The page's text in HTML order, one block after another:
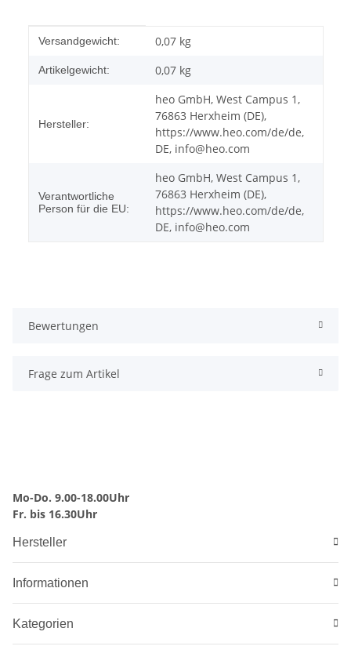
Produkteigenschaft
Wert
Versandgewicht: 0,07 kg
Artikelgewicht: 0,07 kg
Hersteller:
heo GmbH, West Campus 1,
76863 Herxheim (DE),
https://www.heo.com/de/de,
DE, info@heo.com
Verantwortliche
Person für die EU:
heo GmbH, West Campus 1,
76863 Herxheim (DE),
https://www.heo.com/de/de,
DE, info@heo.com
Bewertungen
Frage zum Artikel
Mo-Do. 9.00-18.00Uhr
Fr. bis 16.30Uhr
Hersteller
Informationen
Kategorien